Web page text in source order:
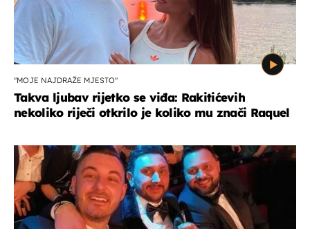
"MOJE NAJDRAŽE MJESTO"
Takva ljubav rijetko se viđa: Rakitićevih
nekoliko riječi otkrilo je koliko mu znači Raquel